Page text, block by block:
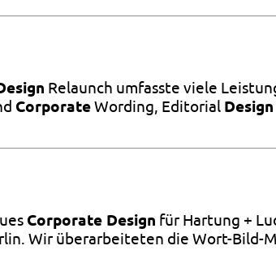
Relaunch umfasste viele
CorporateWording, Editorial Design
Corporate Design für Hartung +
Wir überarbeiteten die Wort-Bild-